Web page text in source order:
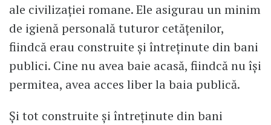
ale civilizației romane. Ele asigurau un minim
de igienă personală tuturor cetățenilor,
fiindcă erau construite și întreținute din bani
publici. Cine nu avea baie acasă, fiindcă nu își
permitea, avea acces liber la baia publică.
Și tot construite și întreținute din bani